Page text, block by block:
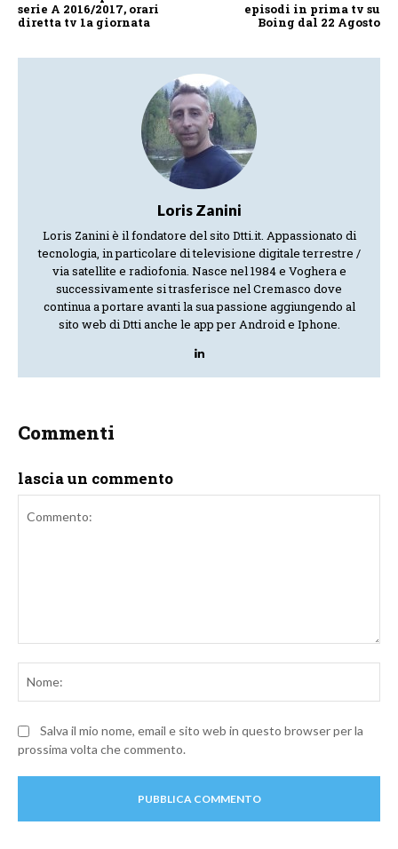
serie A 2016/2017, orari
diretta tv 1a giornata
episodi in prima tv su
Boing dal 22 Agosto
Loris Zanini
Loris Zanini è il fondatore del sito Dtti.it. Appassionato di
tecnologia, in particolare di televisione digitale terrestre /
via satellite e radiofonia. Nasce nel 1984 e Voghera e
successivamente si trasferisce nel Cremasco dove
continua a portare avanti la sua passione aggiungendo al
sito web di Dtti anche le app per Android e Iphone.
Commenti
lascia un commento
Salva il mio nome, email e sito web in questo browser per la
prossima volta che commento.